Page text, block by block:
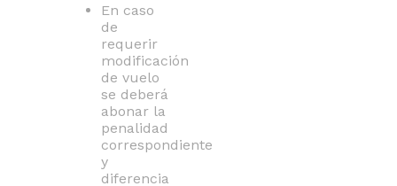
En caso
de
requerir
modificación
de vuelo
se deberá
abonar la
penalidad
correspondiente
y
diferencia